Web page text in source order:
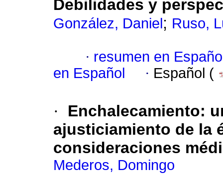
Debilidades y
González, Daniel ; Ruso,
· resumen en
en Español
· Español (
·
Enchalecamiento:
ajusticiamiento de la
consideraciones
Mederos, Domingo